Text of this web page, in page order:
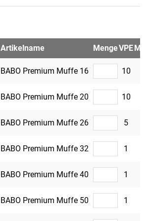
Artikelname MengeVPE
BABO Premium Muffe 16 10
BABO Premium Muffe 20 10
BABO Premium Muffe 26 5
BABO Premium Muffe 32 1
BABO Premium Muffe 40 1
BABO Premium Muffe 50 1